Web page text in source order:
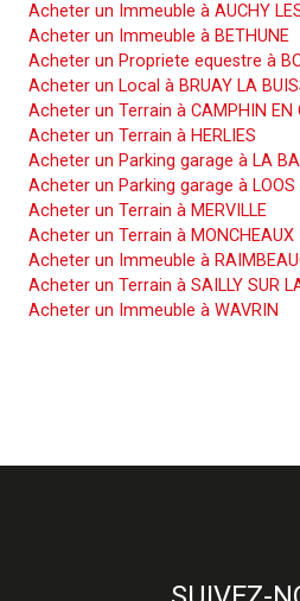
Acheter un Immeuble à AUCHY
Acheter un Immeuble à BETHUNE
Acheter un Propriete equestre à
Acheter un Local à BRUAY LA
Acheter un Terrain à CAMPHIN EN
Acheter un Terrain à HERLIES
Acheter un Parking garage à LA
Acheter un Parking garage à LOOS
Acheter un Terrain à MERVILLE
Acheter un Terrain à MONCHEAUX
Acheter un Immeuble à
Acheter un Terrain à SAILLY SUR
Acheter un Immeuble à WAVRIN